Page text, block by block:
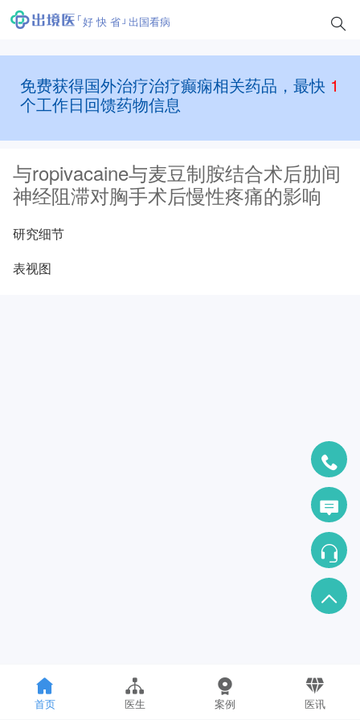
好 快 省 出国看病
免费获得国外治疗治疗癫痫相关药品，最快 1
个工作日回馈药物信息
与ropivacaine与麦豆制胺结合术后肋间
神经阻滞对胸手术后慢性疼痛的影响
研究细节
表视图
首页 医生 案例 医讯